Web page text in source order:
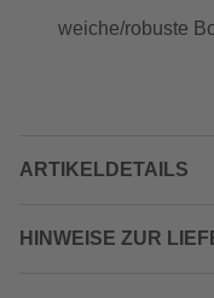
weiche/robuste
ARTIKELDETAILS
HINWEISE ZUR